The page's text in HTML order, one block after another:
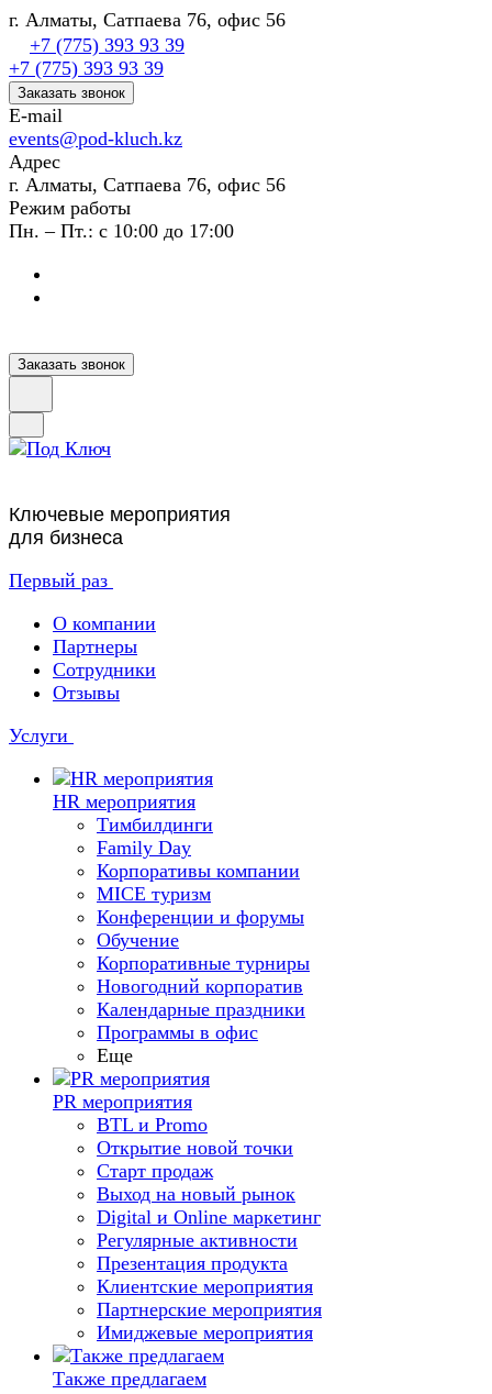
г. Алматы, Сатпаева 76, офис 56
+7 (775) 393 93 39
+7 (775) 393 93 39
Заказать звонок
E-mail
events@pod-kluch.kz
Адрес
г. Алматы, Сатпаева 76, офис 56
Режим работы
Пн. – Пт.: с 10:00 до 17:00
Заказать звонок
Ключевые мероприятия
для бизнеса
Первый раз
О компании
Партнеры
Сотрудники
Отзывы
Услуги
HR мероприятия
Тимбилдинги
Family Day
Корпоративы компании
MICE туризм
Конференции и форумы
Обучение
Корпоративные турниры
Новогодний корпоратив
Календарные праздники
Программы в офис
Еще
PR мероприятия
BTL и Promo
Открытие новой точки
Старт продаж
Выход на новый рынок
Digital и Online маркетинг
Регулярные активности
Презентация продукта
Клиентские мероприятия
Партнерские мероприятия
Имиджевые мероприятия
Также предлагаем